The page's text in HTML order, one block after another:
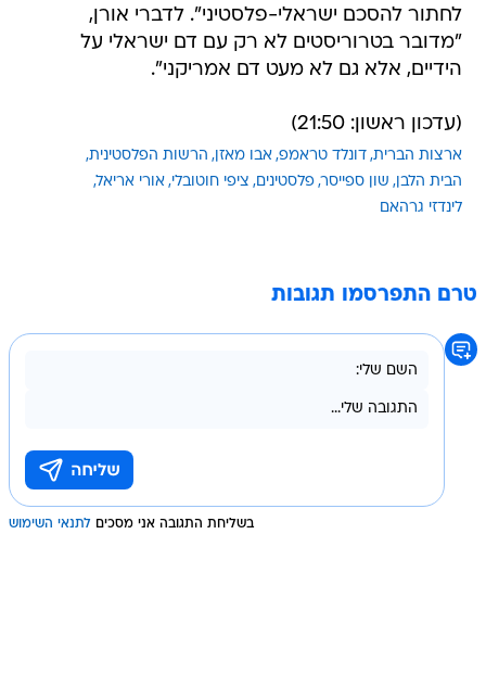
לחתור להסכם ישראלי-פלסטיני". לדברי אורן,
"מדובר בטרוריסטים לא רק עם דם ישראלי על
הידיים, אלא גם לא מעט דם אמריקני".
(עדכון ראשון: 21:50)
ארצות הברית דונלד טראמפ אבו מאזן הרשות הפלסטינית
הבית הלבן שון ספייסר פלסטינים ציפי חוטובלי אורי אריאל
לינדזי גרהאם
טרם התפרסמו תגובות
בשליחת התגובה אני מסכים לתנאי השימוש